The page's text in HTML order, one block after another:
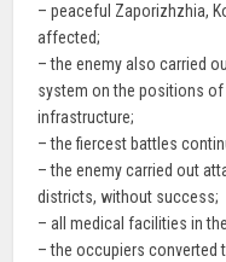
– peaceful Zaporizhzhia,
affected;
– the enemy also carried
system on the positions of
infrastructure;
– the fiercest battles
– the enemy carried out
districts, without success;
– all medical facilities in
– the occupiers converted